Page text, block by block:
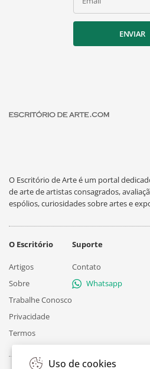
ENVIAR
O Escritório de Arte é um portal
de arte de artistas consagrados,
espólios, curiosidades sobre artes e
O Escritório
Artigos
Sobre
Trabalhe Conosco
Privacidade
Termos
Suporte
Contato
Whatsapp
Uso de cookies